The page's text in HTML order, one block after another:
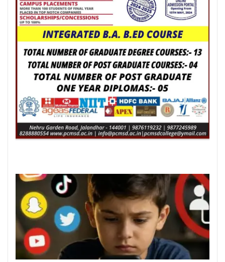
Posted On: 8 Aug 2026